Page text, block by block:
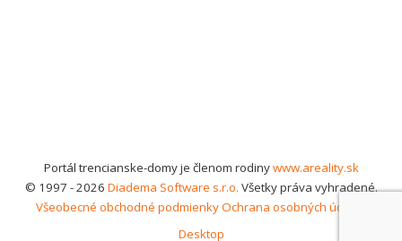
Portál trencianske-domy je členom rodinywww.areality.sk
© 1997 - 2026 Diadema Software s.r.o. Všetky práva vyhradené.
Všeobecné obchodné podmienkyOchrana osobných údajov
Desktop